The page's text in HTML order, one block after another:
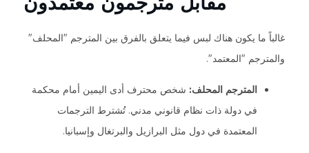
غالباً ما يكون هناك لبس فيما يتعلق بالفرق بين المترجم "المحلف"
والمترجم "المعتمد".
المترجم المحلف: شخص محترف أدى اليمين أمام محكمة
في دولة ذات نظام قانوني مدني. تُشترط الترجمات
المعتمدة في دول مثل البرازيل والبرتغال وإسبانيا.